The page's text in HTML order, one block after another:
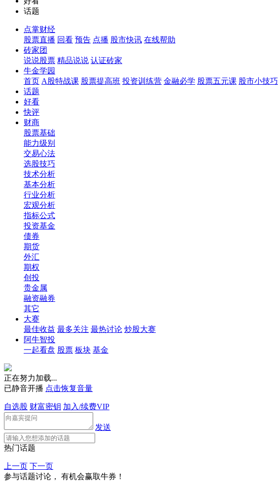
话题
点掌财经
股票直播 回看 预告 点播 股市快讯 在线帮助
砖家团
说说股票 精品说说 认证砖家
牛金学园
首页 A股特战课 股票提高班 投资训练营 金融必学 股票五元课 股市小技巧
话题
好看
快评
财商
股票基础
能力级别
交易心法
选股技巧
技术分析
基本分析
行业分析
宏观分析
指标公式
投资基金
债券
期货
外汇
期权
创投
贵金属
融资融券
其它
大赛
最佳收益 最多关注 最热讨论 炒股大赛
阿牛智投
一起看盘 股票 板块 基金
正在努力加载...
已静音开播 点击恢复音量
自选股 财富密钥 加入/续费VIP
发送
热门话题
上一页 下一页
参与话题讨论， 有机会赢取牛券！